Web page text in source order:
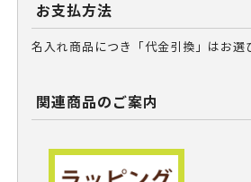
お支払方法
名入れ商品につき「代金引換」はお選
関連商品のご案内